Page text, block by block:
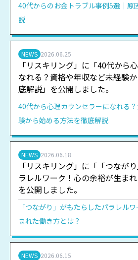
40代からのお金トラブル事例5選｜原
説
NEWS 2026.06.25
「リスキリング」に「40代から
なれる？資格や年収など未経験
底解説」を公開しました。
40代から心理カウンセラーになれる
験から始める方法を徹底解説
NEWS 2026.06.18
「リスキリング」に「「つなが
ラレルワーク！心の余裕が生まれ
を公開しました。
「つながり」がもたらしたパラレル
まれた働き方とは？
NEWS 2026.06.15